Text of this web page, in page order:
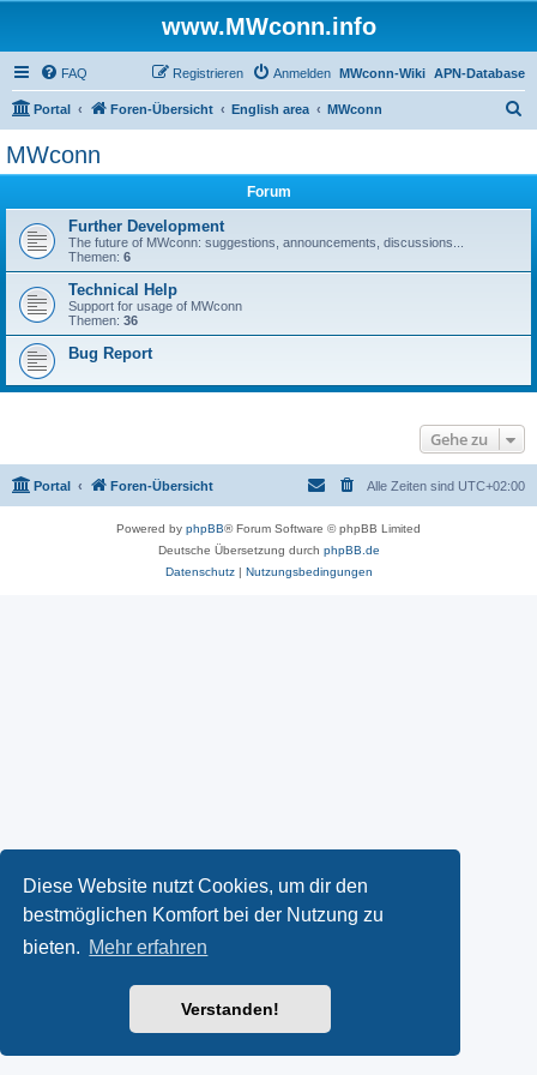
Diese Website nutzt Cookies, um dir den
bestmöglichen Komfort bei der Nutzung zu
bieten. Mehr erfahren
Verstanden!
www.MWconn.info
FAQ APN-Database
MWconn-Wiki
Anmelden
Registrieren
Portal Foren-Übersicht English area MWconn
MWconn
Forum
Further Development
The future of MWconn: suggestions, announcements, discussions...
Themen: 6
Technical Help
Support for usage of MWconn
Themen: 36
Bug Report
Gehe zu
Portal Foren-Übersicht Alle Zeiten sind UTC+02:00
Powered by phpBB® Forum Software © phpBB Limited
Deutsche Übersetzung durch phpBB.de
Datenschutz| Nutzungsbedingungen